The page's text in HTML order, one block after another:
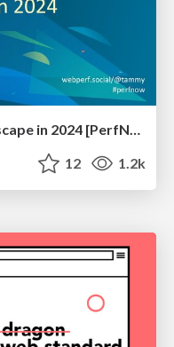
The Web Performance Landscape in 2024 [PerfNow 2024]
12 1.2k